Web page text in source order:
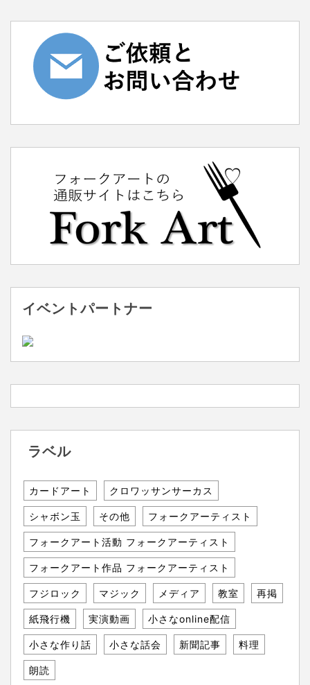
イベントパートナー
ラベル
カードアート クロワッサンサーカス
シャボン玉 その他 フォークアーティスト
フォークアート活動 フォークアーティスト
フォークアート作品 フォークアーティスト
フジロック マジック メディア 教室 再掲
紙飛行機 実演動画 小さなonline配信
小さな作り話 小さな話会 新聞記事 料理
朗読